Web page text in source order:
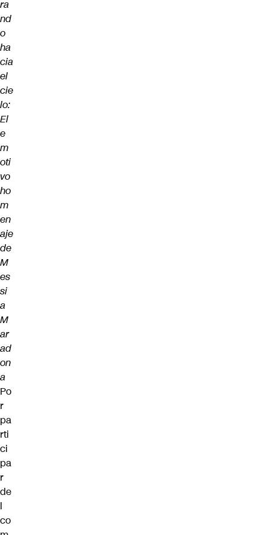
ra
nd
o
ha
cia
el
cie
lo:
El
e
m
oti
vo
ho
m
en
aje
de
M
es
si
a
M
ar
ad
on
a
Po
r
pa
rti
ci
pa
r
de
l
co